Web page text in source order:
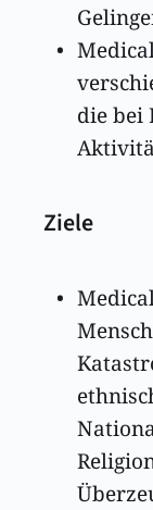
die bei
Ziele